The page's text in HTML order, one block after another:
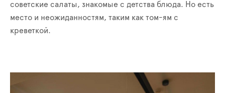
советские салаты, знакомые с детства блюда. Но есть
место и неожиданностям, таким как том-ям с
креветкой.